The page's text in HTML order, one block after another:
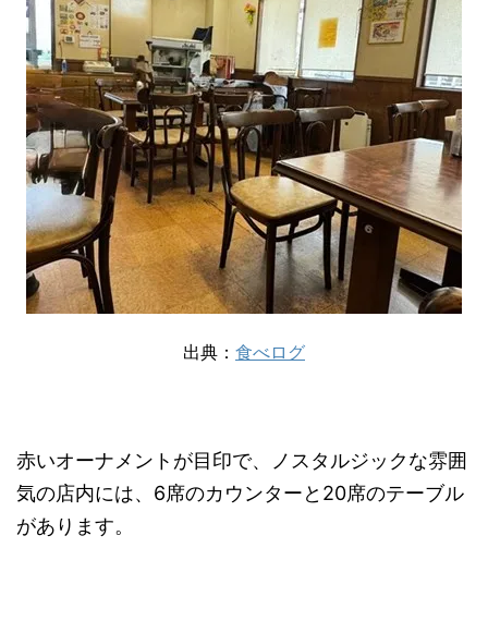
出典： 食べログ
赤いオーナメントが目印で、ノスタルジックな雰囲
気の店内には、6席のカウンターと20席のテーブル
があります。